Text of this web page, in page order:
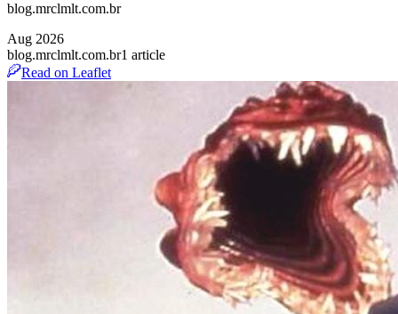
blog.mrclmlt.com.br
Aug 2026
blog.mrclmlt.com.br1 article
Read on Leaflet